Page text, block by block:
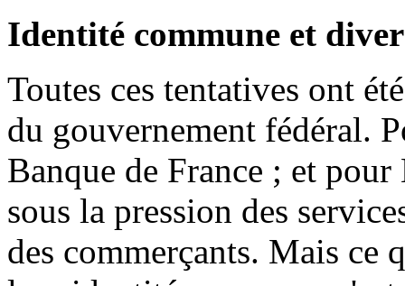
Identité commune et
Toutes ces tentatives ont
du gouvernement fédéral.
Banque de France ; et
sous la pression des
des commerçants. Mais ce